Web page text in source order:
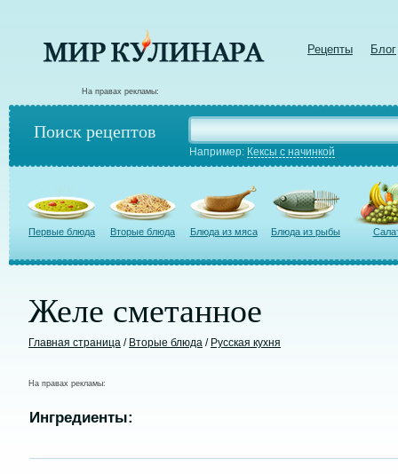
Рецепты Блог
На правах рекламы:
Поиск рецептов
Например: Кексы с начинкой
Первые блюда Вторые блюда Блюда из мяса Блюда из рыбы
Желе сметанное
Главная страница / Вторые блюда / Русская кухня
На правах рекламы:
Ингредиенты: